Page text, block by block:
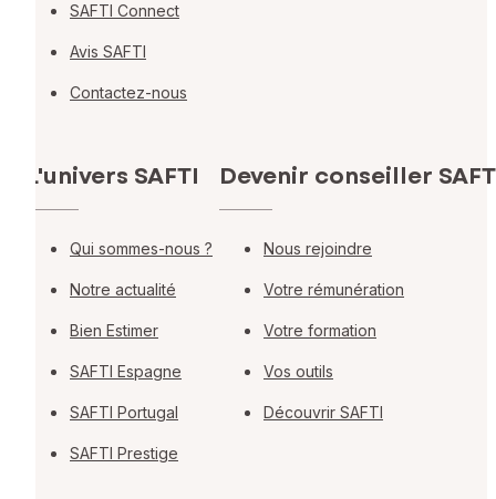
SAFTI Connect
Avis SAFTI
Contactez-nous
L'univers SAFTI
Qui sommes-nous ?
Notre actualité
Bien Estimer
SAFTI Espagne
SAFTI Portugal
SAFTI Prestige
Devenir conseiller
Nous rejoindre
Votre rémunération
Votre formation
Vos outils
Découvrir SAFTI